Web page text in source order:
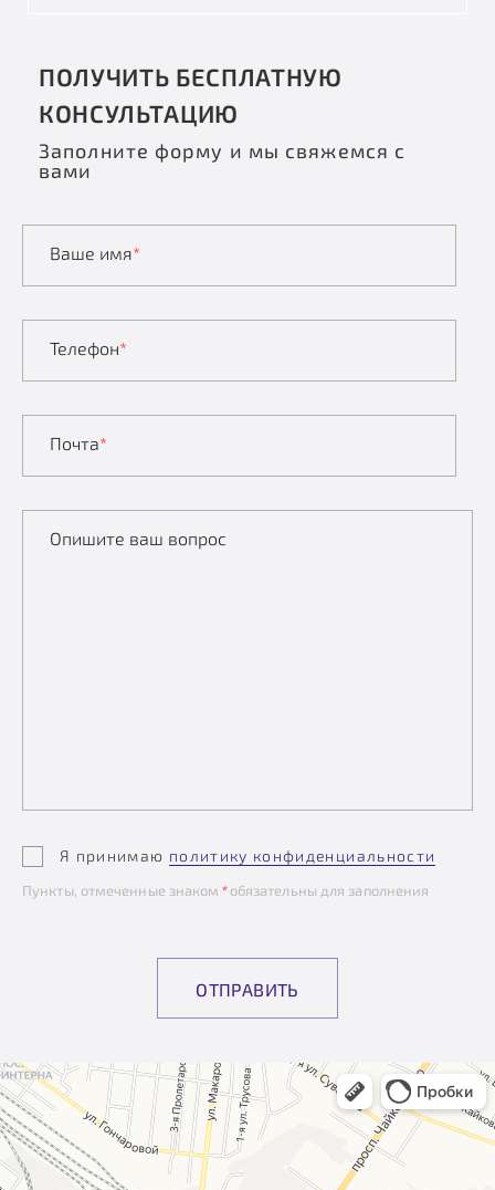
ПОЛУЧИТЬ БЕСПЛАТНУЮ
КОНСУЛЬТАЦИЮ
Заполните форму и мы свяжемся с
вами
Ваше имя*
Телефон*
Почта*
Опишите ваш вопрос
Я принимаю политику конфиденциальности
Пункты, отмеченные знаком *обязательны для заполнения
ОТПРАВИТЬ